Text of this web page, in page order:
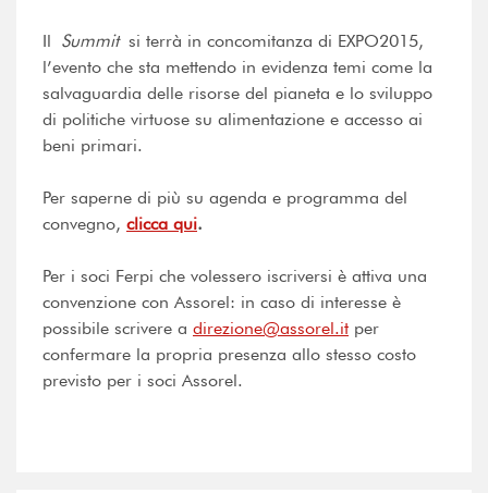
Il Summitsi terrà in concomitanza di EXPO2015,
l’evento che sta mettendo in evidenza temi come la
salvaguardia delle risorse del pianeta e lo sviluppo
di politiche virtuose su alimentazione e accesso ai
beni primari.
Per saperne di più su agenda e programma del
convegno, clicca qui.
Per i soci Ferpi che volessero iscriversi è attiva una
convenzione con Assorel: in caso di interesse è
possibile scrivere a direzione@assorel.it per
confermare la propria presenza allo stesso costo
previsto per i soci Assorel.